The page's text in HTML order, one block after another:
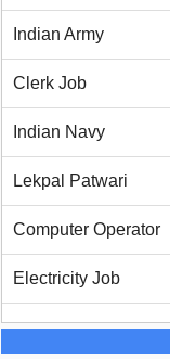
Indian Army
Clerk Job
Indian Navy
Lekpal Patwari
Computer Operator
Electricity Job